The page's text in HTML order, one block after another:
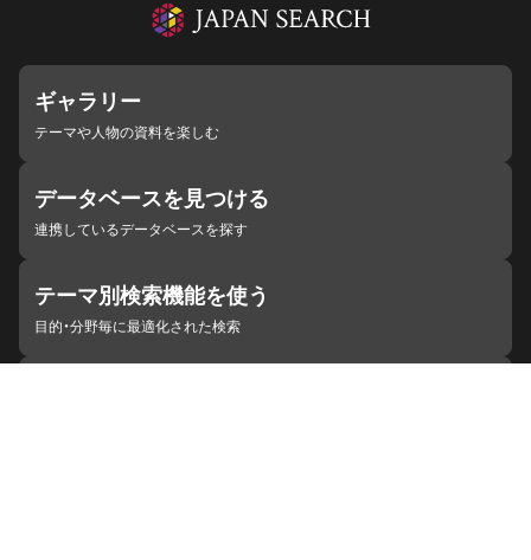
ギャラリー
テーマや人物の資料を楽しむ
データベースを見つける
連携しているデータベースを探す
テーマ別検索機能を使う
目的・分野毎に最適化された検索